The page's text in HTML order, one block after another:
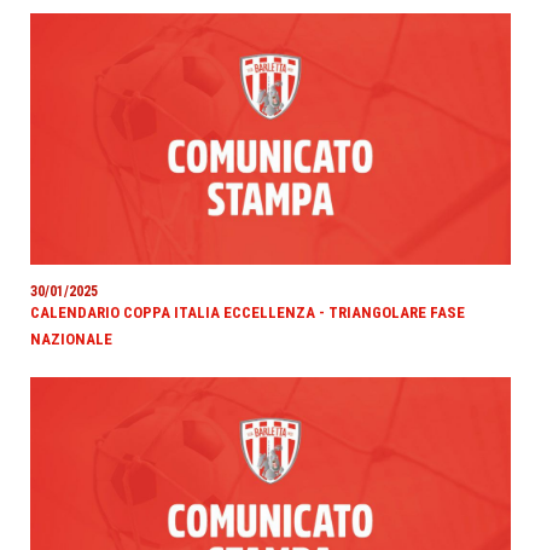
30/01/2025
CALENDARIO COPPA ITALIA ECCELLENZA - TRIANGOLARE FASE
NAZIONALE